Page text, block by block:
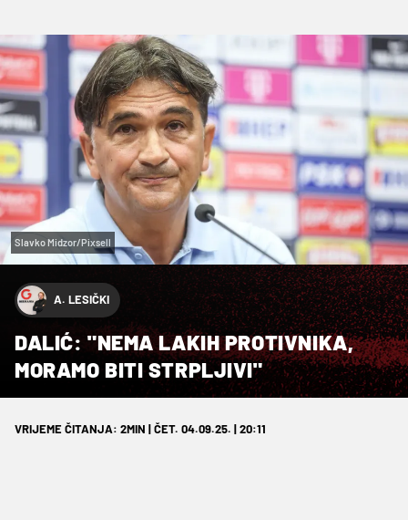
Slavko Midzor/Pixsell
A. LESIČKI
DALIĆ: "NEMA LAKIH PROTIVNIKA,
MORAMO BITI STRPLJIVI"
VRIJEME ČITANJA: 2MIN | ČET. 04.09.25. | 20:11